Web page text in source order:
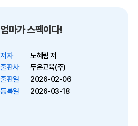
엄마가 스펙이다!
저자
노혜림 저
출판사
두온교육(주)
출판일
2026-02-06
등록일
2026-03-18